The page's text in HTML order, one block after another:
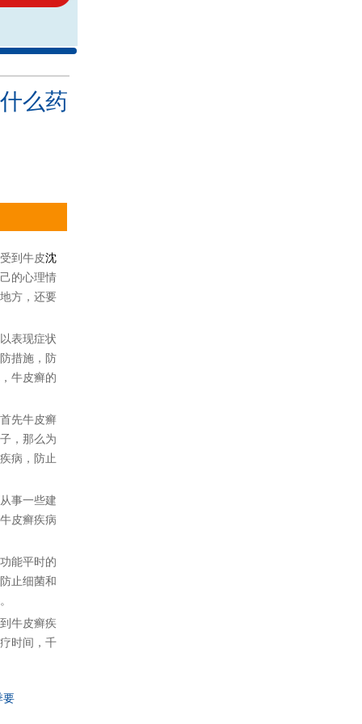
么药
到牛皮沈
的心理情
方，还要
表现症状
措施，防
牛皮癣的
先牛皮癣
，那么为
病，防止
事一些建
皮癣疾病
能平时的
止细菌和
牛皮癣疾
时间，千
要